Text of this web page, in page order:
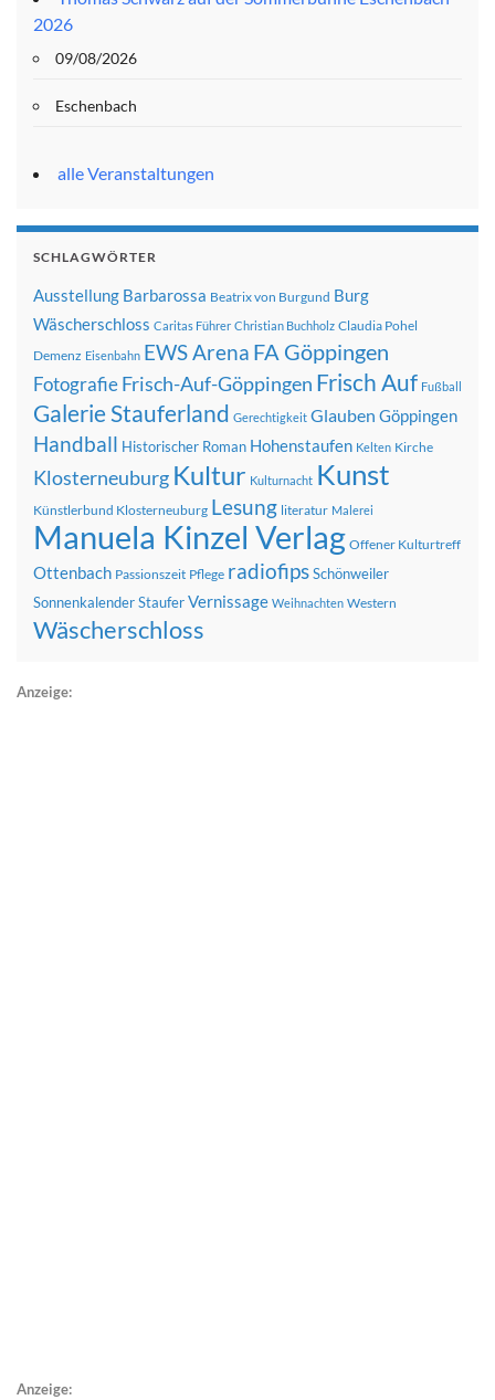
2026
09/08/2026
Eschenbach
alle Veranstaltungen
SCHLAGWÖRTER
Ausstellung Barbarossa Beatrix von Burgund Burg
Wäscherschloss Caritas Führer Christian Buchholz Claudia Pohel
Demenz Eisenbahn EWS Arena FA Göppingen
FotografieFrisch-Auf-Göppingen Frisch Auf Fußball
Galerie Stauferland Gerechtigkeit Glauben Göppingen
Handball Historischer Roman Hohenstaufen Kelten Kirche
Klosterneuburg Kultur Kulturnacht Kunst
Künstlerbund Klosterneuburg Lesung literatur Malerei
Manuela Kinzel Verlag Offener Kulturtreff
Ottenbach Passionszeit Pflege radiofipsSchönweiler
SonnenkalenderStauferVernissage Weihnachten Western
Wäscherschloss
Anzeige:
Anzeige: